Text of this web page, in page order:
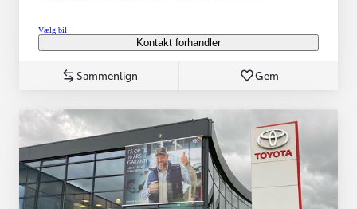
Vælg bil
Kontakt forhandler
Sammenlign Gem